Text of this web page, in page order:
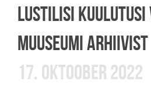
lustilisi kuulutusi
muuseumi arhiivist
17. oktoober 2022